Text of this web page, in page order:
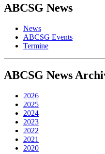
ABCSG News
News
ABCSG Events
Termine
ABCSG News
2026
2025
2024
2023
2022
2021
2020